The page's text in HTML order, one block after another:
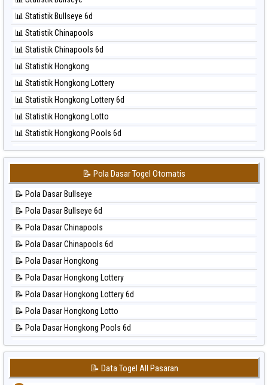
⚽ Bola Merah Taipei
⚽ Bola Merah Taiwan
⚽ Bola Hitam Kuda Lari
⚽ Bola Hitam Magnum Cambodia
⚽ Bola Hitam Nagoya
⚽ Bola Hitam North Carolina Day
⚽ Bola Hitam Pcso
⚽ Bola Hitam Sao Paulo
⚽ Bola Hitam Singapore
⚽ Bola Hitam Sydney
⚽ Bola Hitam Sydney Lottery
⚽ Bola Hitam Sydney Lottery 6d
⚽ Bola Hitam Sydney Lotto
⚽ Bola Hitam Sydney Pools 6d
⚽ Bola Hitam Taipei
⚽ Bola Hitam Taiwan
📊 Statistik Bullseye 6d
📊 Statistik Chinapools
📊 Statistik Chinapools 6d
📊 Statistik Hongkong
📊 Statistik Hongkong Lottery
📊 Statistik Hongkong Lottery 6d
📊 Statistik Hongkong Lotto
📊 Statistik Hongkong Pools 6d
📊 Statistik Japan
📊 Statistik Japan 6d
📊 Statistik Korea
📊 Statistik Kuda Lari
📊 Statistik Magnum Cambodia
📊 Statistik Nagoya
📊 Statistik New York Midday
📊 Statistik North Carolina Day
📊 Statistik Pcso
📊 Statistik Pennsylvania Day
📊 Statistik Sao Paulo
📊 Statistik Singapore
📊 Statistik Sydney
📊 Statistik Sydney Lottery
📝 Pola Dasar Togel Otomatis
📝 Pola Dasar Bullseye
📝 Pola Dasar Bullseye 6d
📝 Pola Dasar Chinapools
📝 Pola Dasar Chinapools 6d
📝 Pola Dasar Hongkong
📝 Pola Dasar Hongkong Lottery
📝 Pola Dasar Hongkong Lottery 6d
📝 Pola Dasar Hongkong Lotto
📝 Pola Dasar Hongkong Pools 6d
📝 Pola Dasar Japan
📝 Pola Dasar Japan 6d
📝 Pola Dasar Korea
📝 Data Togel All Pasaran